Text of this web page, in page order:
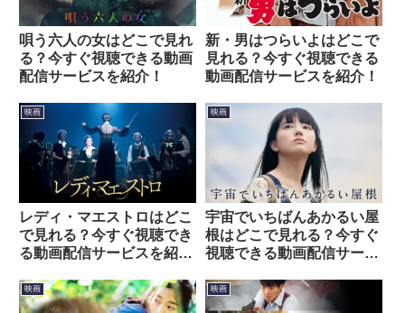
唄う六人の女はどこで見れ
る？今すぐ視聴できる動画
配信サービスを紹介！
新・男はつらいよはどこで
見れる？今すぐ視聴できる
動画配信サービスを紹介！
映画
レディ・マエストロはどこ
で見れる？今すぐ視聴でき
る動画配信サービスを紹
映画
宇宙でいちばんあかるい屋
根はどこで見れる？今すぐ
視聴できる動画配信サービ
映画 映画